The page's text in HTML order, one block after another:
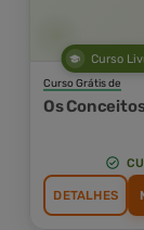
Curso
Curso Grátis de
Os
DETALHES